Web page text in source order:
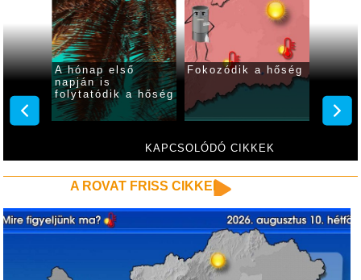
KAPCSOLÓDÓ CIKKEK
A hónap első
napján is
folytatódik a hőség
Fokozódik a hőség
A ROVAT FRISS CIKKEI